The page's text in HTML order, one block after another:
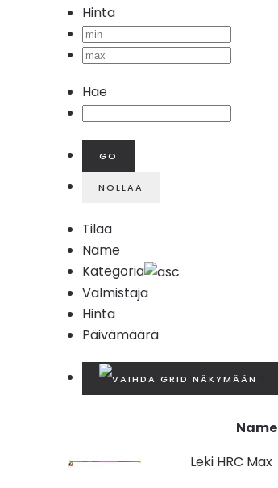
Hinta
Hae
Tilaa
Name
Kategoria
Valmistaja
Hinta
Päivämäärä
Name
Leki HRC Max